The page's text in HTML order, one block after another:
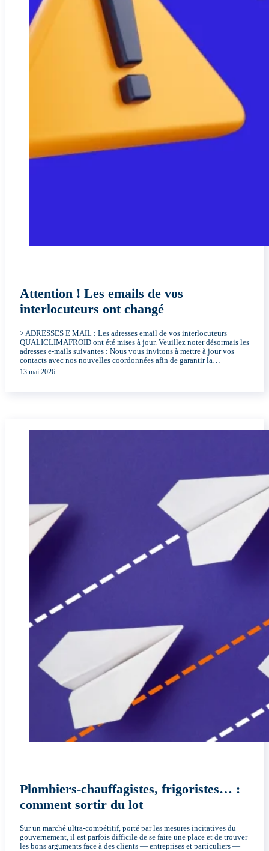
Attention ! Les emails de vos
interlocuteurs ont changé
> ADRESSES E MAIL : Les adresses email de vos interlocuteurs
QUALICLIMAFROID ont été mises à jour. Veuillez noter désormais les
adresses e-mails suivantes : Nous vous invitons à mettre à jour vos
contacts avec nos nouvelles coordonnées afin de garantir la…
13 mai 2026
Plombiers-chauffagistes, frigoristes… :
comment sortir du lot
Sur un marché ultra-compétitif, porté par les mesures incitatives du
gouvernement, il est parfois difficile de se faire une place et de trouver
les bons arguments face à des clients — entreprises et particuliers —